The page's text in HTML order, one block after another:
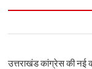
उत्तराखंड कांग्रेस की नई